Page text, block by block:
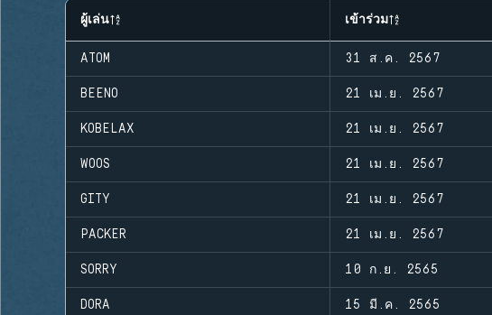
ผู้เล่น เข้าร่วม
ATOM 31 ส.ค. 2567
BEENO 21 เม.ย. 2567
KOBELAX 21 เม.ย. 2567
WOOS 21 เม.ย. 2567
GITY 21 เม.ย. 2567
PACKER 21 เม.ย. 2567
SORRY 10 ก.ย. 2565
DORA 15 มี.ค. 2565